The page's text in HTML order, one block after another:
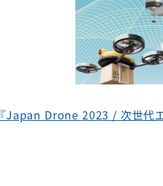
『Japan Drone 2023 / 次世代エ